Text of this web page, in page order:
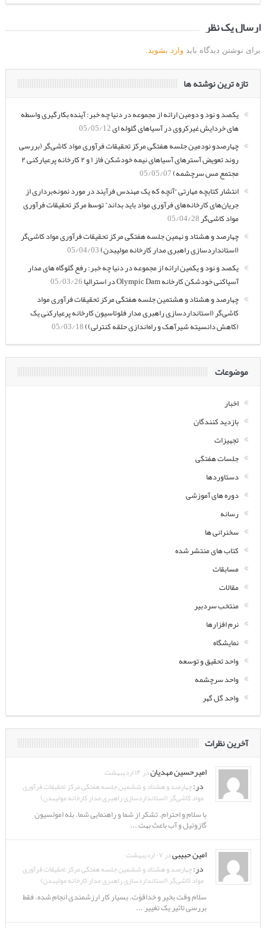
ارسال یک نظر
برای نوشتن دیدگاه باید وارد بشوید.
تازه ترین نوشته ها
یکصد و نود و دومین ارائه از مجموعه در دنیا چه خبر: آینده بکارگیری واسطه
های خردایش غیرکروی در آسیاهای گلوله ای05/05/12
چهارصدو نودمین جلسه هفتگی مرکز تحقیقات فرآوری مواد کاشی‌گر (بررسی
روند تعویض آسترهای آسیاهای نیمه خودشکن فاز ۱ و ۲ کارخانه پرعیارکنی ۲
مجتمع مس سرچشمه)05/05/07
انتشار کتابچه مهارتی “آنچه که یک مهندس فرآیند در مورد نمونه‌برداری از
جریان‌های کارخانه‌های فرآوری مواد باید بداند” توسط مرکز تحقیقات فرآوری
مواد کاشی‌گر05/04/28
چهارصد و هشتاد و نهمین جلسه هفتگی مرکز تحقیقات فرآوری مواد کاشی‌گر
(استانداردسازی راهبری مدار کارخانه مولیبدن)05/04/03
یکصد و نود و یکمین ارائه از مجموعه در دنیا چه خبر: رفع گلوگاه های مدار
آسیاکنی خودشکن کارخانه Olympic Dam در استرالیا
05/03/26
چهارصد و هشتاد و هشتمین جلسه هفتگی مرکز تحقیقات فرآوری مواد
کاشی‌گر (استانداردسازی راهبری مدار فلوتاسیون کارخانه پرعیارکنی یک
(کاهش دانسیته شیرآهک و راه‌اندازی حلقه کنترلی))05/03/18
موضوعات
اخبار
بازدید کنندگان
تجهیزات
جلسات هفتگی
دستاوردها
دوره های آموزشی
رسانه
سخنرانی ها
کتاب های منتشر شده
مسابقات
مقالات
منتخب سردبیر
نرم افزارها
نمایشگاه
واحد تحقیق و توسعه
واحد سرچشمه
واحد گل گهر
آخرین نظرات
امیرحسین مهدیاندر ۱۴ اردیبهشت
در:چهارصد و هشتاد و ششمین جلسه هفتگی مرکز تحقیقات فرآوری
مواد کاشی‌گر (استانداردسازی راهبری مدار کارخانه مولیبدن)
با سلام و احترام. تشکر از شما و راهنمایی شما. بله امولسیون
گازوئیل و آب باعث بهت ...
امین حبیبیدر ۰۷ اردیبهشت
در:چهارصد و هشتاد و ششمین جلسه هفتگی مرکز تحقیقات فرآوری
مواد کاشی‌گر (استانداردسازی راهبری مدار کارخانه مولیبدن)
سلام وقت بخیر و خداقوّت. بسیار کار ارزشمندی انجام شده. فقط
بررسی تاثیر یک تغییر ...